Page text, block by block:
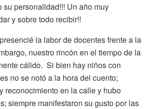
su personalidad!!! Un año muy
y sobre todo recibir!!
la labor de docentes frente a la
nuestro rincón en el tiempo de la
cálido. Si bien hay niños con
no se notó a la hora del cuento;
reconocimiento en la calle y hubo
siempre manifestaron su gusto por las